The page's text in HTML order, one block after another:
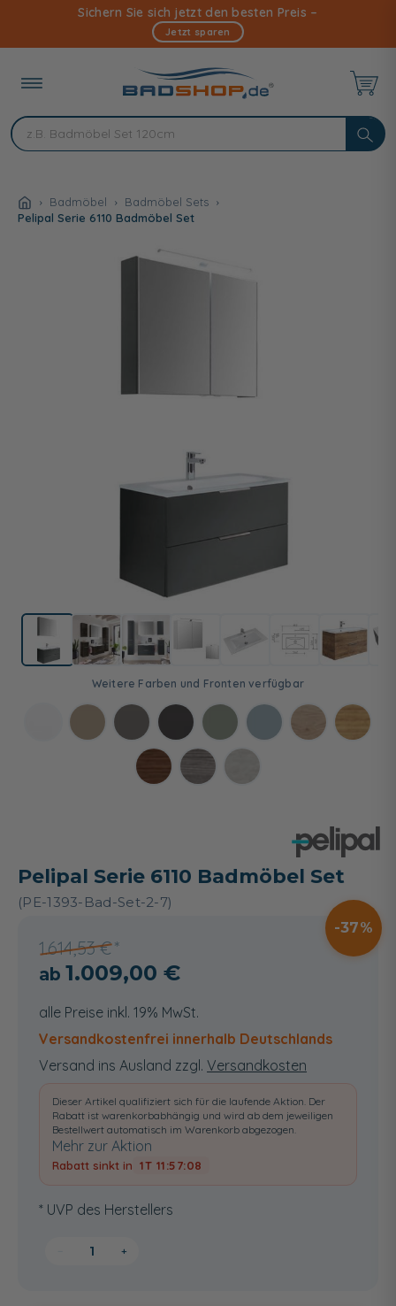
Inhalt
Sichern Sie sich jetzt den besten Preis –
Jetzt sparen
Badmöbel
Badmöbel Sets
Pelipal Serie 6110 Badmöbel Set
Pelipal Serie 6110 Badmöbel Set
(PE-1393-Bad-Set-2-7)
1.614,53 €
37
1.009,00 €
alle Preise inkl. 19% MwSt.
Versandkostenfrei innerhalb Deutschlands
Versand ins Ausland zzgl. Versandkosten
Dieser Artikel qualifiziert sich für die laufende Aktion. Der
Rabatt ist warenkorbabhängig und wird ab dem jeweiligen
Bestellwert automatisch im Warenkorb abgezogen.
Mehr zur Aktion
Rabatt sinkt in 1T 11:57:08
* UVP des Herstellers
+